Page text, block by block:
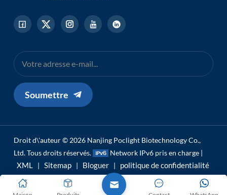
Soumettre
Droit d\'auteur © 2026 Nanjing Poclight Biotechnology Co.,
Ltd. Tous droits réservés.
Network IPv6 pris en charge |
XML | Sitemap | Bloguer | politique de confidentialité